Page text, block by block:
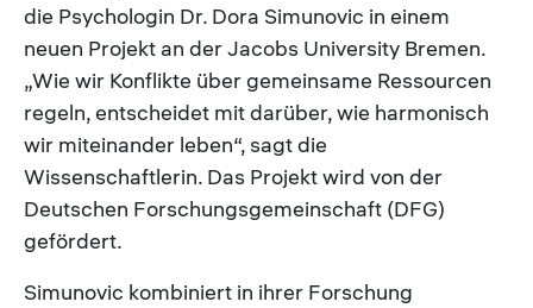
die Psychologin Dr. Dora Simunovic in einem
neuen Projekt an der Jacobs University Bremen.
„Wie wir Konflikte über gemeinsame Ressourcen
regeln, entscheidet mit darüber, wie harmonisch
wir miteinander leben“, sagt die
Wissenschaftlerin. Das Projekt wird von der
Deutschen Forschungsgemeinschaft (DFG)
gefördert.
Simunovic kombiniert in ihrer Forschung